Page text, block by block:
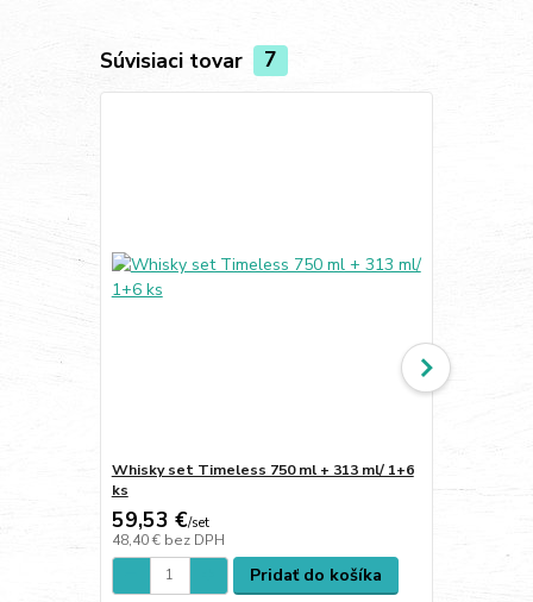
Súvisiaci tovar 7
Whisky set Timeless 750 ml + 313 ml/ 1+6
ks
59,53 €/set
48,40 € bez DPH
Pridať do košíka